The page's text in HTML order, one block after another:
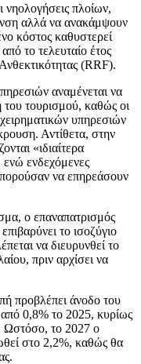
νηολογήσεις πλοίων,
αλλά να ανακάμψουν
κόστος καθυστερεί
το τελευταίο έτος
(RRF).
αναμένεται να
του τουρισμού, καθώς οι
υπηρεσιών
Αντίθετα, στην
«ιδιαίτερα
ενώ ενδεχόμενες
να επηρεάσουν
ο επαναπατρισμός
το ισοζύγιο
να διευρυνθεί το
πριν αρχίσει να
προβλέπει άνοδο του
0,8% το 2025, κυρίως
Ωστόσο, το 2027 ο
στο 2,2%, καθώς θα